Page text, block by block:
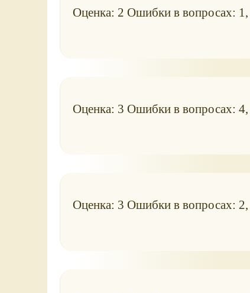
Оценка: 2 Ошибки в вопросах:
Оценка: 3 Ошибки в вопросах:
Оценка: 3 Ошибки в вопросах: